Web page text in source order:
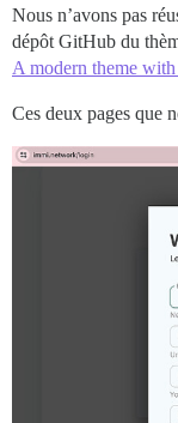
Nous n’avons pas
dépôt GitHub du
A modern theme
Ces deux pages que